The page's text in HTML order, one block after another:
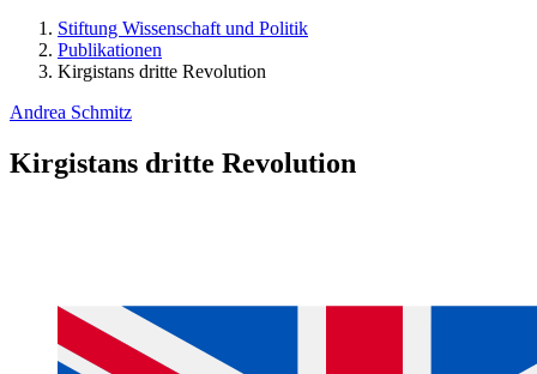
Stiftung Wissenschaft und Politik
Publikationen
Kirgistans dritte Revolution
Andrea Schmitz
Kirgistans dritte Revolution